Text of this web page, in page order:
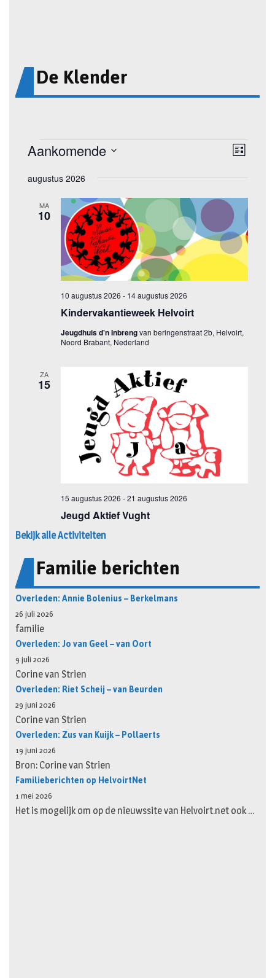
De Klender
Bekijk alle Activiteiten
Familie berichten
Overleden: Annie Bolenius – Berkelmans
26 juli 2026
familie
Overleden: Jo van Geel – van Oort
9 juli 2026
Corine van Strien
Overleden: Riet Scheij – van Beurden
29 juni 2026
Corine van Strien
Overleden: Zus van Kuijk – Pollaerts
19 juni 2026
Bron: Corine van Strien
Familieberichten op HelvoirtNet
1 mei 2026
Het is mogelijk om op de nieuwssite van Helvoirt.net ook …